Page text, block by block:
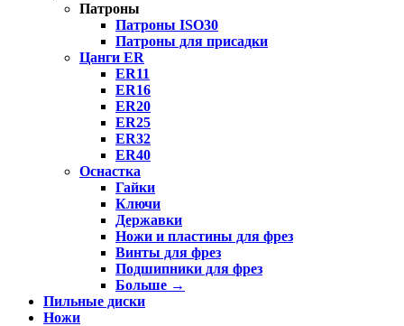
Патроны
Патроны ISO30
Патроны для присадки
Цанги ER
ER11
ER16
ER20
ER25
ER32
ER40
Оснастка
Гайки
Ключи
Державки
Ножи и пластины для фрез
Винты для фрез
Подшипники для фрез
Больше →
Пильные диски
Ножи